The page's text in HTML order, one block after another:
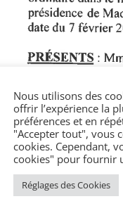
Nous utilisons des
offrir l’expérience la
préférences et en
"Accepter tout", vous
cookies. Cependant,
cookies" pour fournir
Réglages des Cookies